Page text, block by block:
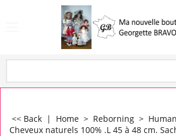
<< Back | Home > Reborning >
Cheveux naturels 100% .L 45 à 48 cm.